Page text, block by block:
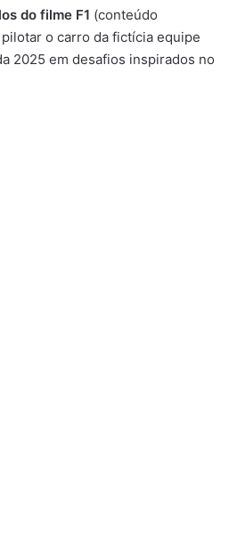
do filme F1 (conteúdo
o carro da fictícia equipe
2025 em desafios inspirados no